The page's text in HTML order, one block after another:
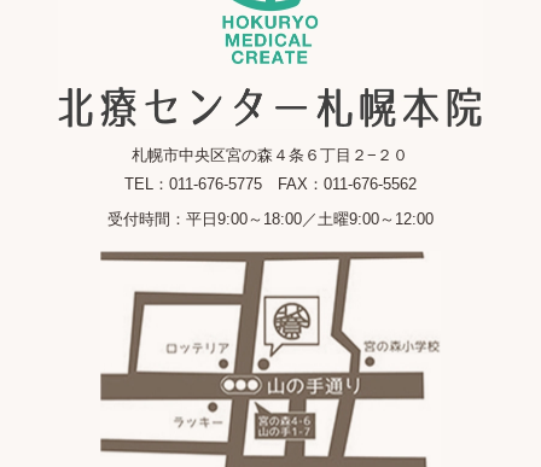
札幌市中央区宮の森４条６丁目２−２０
TEL：011-676-5775 FAX：011-676-5562
受付時間：平日9:00～18:00／土曜9:00～12:00